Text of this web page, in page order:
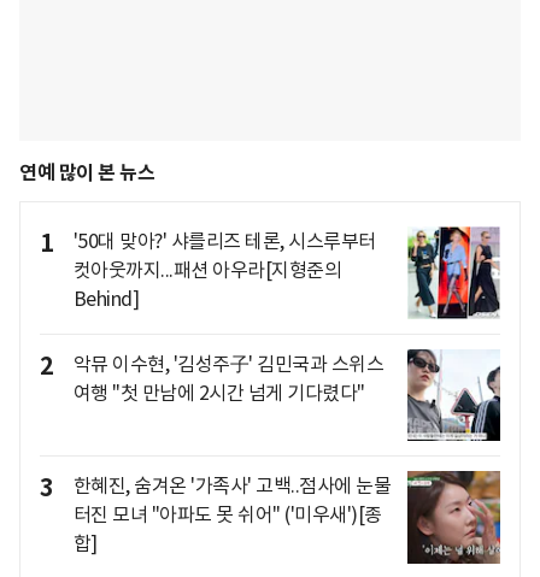
연예 많이 본 뉴스
1
'50대 맞아?' 샤를리즈 테론, 시스루부터
컷아웃까지...패션 아우라[지형준의
Behind]
2
악뮤 이수현, '김성주子' 김민국과 스위스
여행 "첫 만남에 2시간 넘게 기다렸다"
3
한혜진, 숨겨온 '가족사' 고백..점사에 눈물
터진 모녀 "아파도 못 쉬어" ('미우새')[종
합]